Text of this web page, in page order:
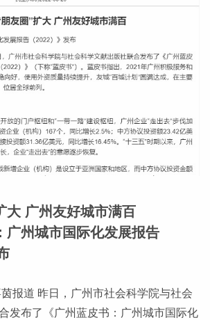
大 广州友好城市满百
广州城市国际化发展报告
报道 昨日，广州市社会科学院与社会
发布了《广州蓝皮书：广州城市国际化